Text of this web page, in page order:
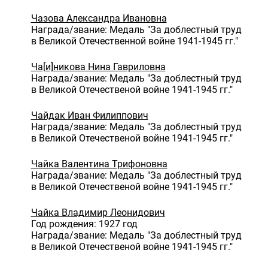
Чазова Александра Ивановна
Награда/звание: Медаль "За доблестный труд
в Великой Отечественной войне 1941-1945 гг."
Ча[и]никова Нина Гавриловна
Награда/звание: Медаль "За доблестный труд
в Великой Отечественой войне 1941-1945 гг."
Чайдак Иван Филиппович
Награда/звание: Медаль "За доблестный труд
в Великой Отечественой войне 1941-1945 гг."
Чайка Валентина Трифоновна
Награда/звание: Медаль "За доблестный труд
в Великой Отечественой войне 1941-1945 гг."
Чайка Владимир Леонидович
Год рождения: 1927 год
Награда/звание: Медаль "За доблестный труд
в Великой Отечественой войне 1941-1945 гг."